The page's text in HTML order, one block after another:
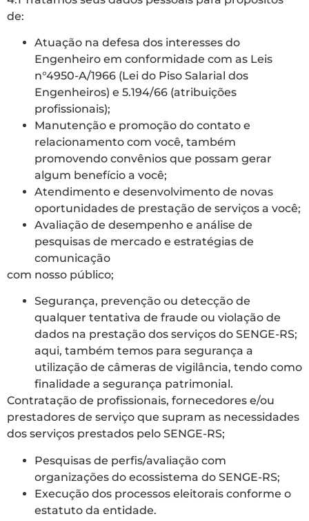
de:
Atuação na defesa dos interesses do
Engenheiro em conformidade com as Leis
n°4950-A/1966 (Lei do Piso Salarial dos
Engenheiros) e 5.194/66 (atribuições
profissionais);
Manutenção e promoção do contato e
relacionamento com você, também
promovendo convênios que possam gerar
algum benefício a você;
Atendimento e desenvolvimento de novas
oportunidades de prestação de serviços a você;
Avaliação de desempenho e análise de
pesquisas de mercado e estratégias de
comunicação
com nosso público;
Segurança, prevenção ou detecção de
qualquer tentativa de fraude ou violação de
dados na prestação dos serviços do SENGE-RS;
aqui, também temos para segurança a
utilização de câmeras de vigilância, tendo como
finalidade a segurança patrimonial.
Contratação de profissionais, fornecedores e/ou
prestadores de serviço que supram as necessidades
dos serviços prestados pelo SENGE-RS;
Pesquisas de perfis/avaliação com
organizações do ecossistema do SENGE-RS;
Execução dos processos eleitorais conforme o
estatuto da entidade.